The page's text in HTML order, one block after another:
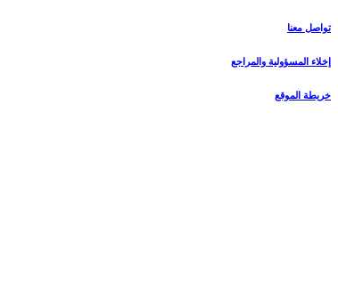
تواصل معنا
إخلاء المسؤولية والمراجع
خريطة الموقع